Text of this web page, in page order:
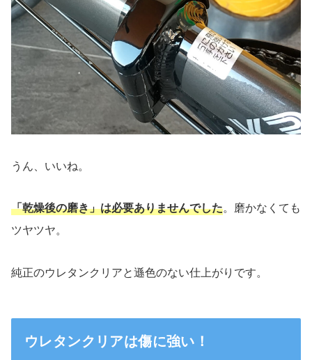
うん、いいね。
「乾燥後の磨き」は必要ありませんでした。磨かなくても
ツヤツヤ。
純正のウレタンクリアと遜色のない仕上がりです。
ウレタンクリアは傷に強い！